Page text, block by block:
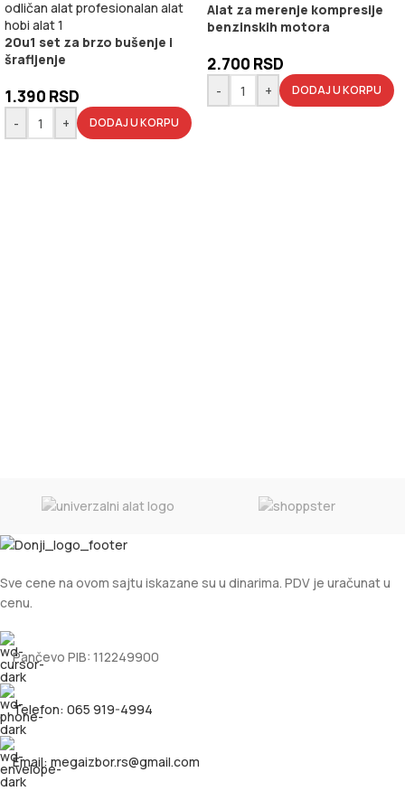
20u1 set za brzo bušenje i
šrafljenje
1.390 RSD
- + DODAJ U KORPU
Alat za merenje kompresije
benzinskih motora
2.700 RSD
- + DODAJ U KORPU
Sve cene na ovom sajtu iskazane su u dinarima. PDV je uračunat u
cenu.
Pančevo PIB: 112249900
Telefon: 065 919-4994
Email: megaizbor.rs@gmail.com